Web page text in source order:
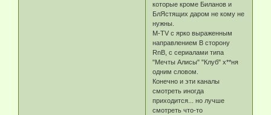
которые кроме Биланов и
БлЯстящих даром не кому не
нужны.
M-TV с ярко выраженным
направлением В сторону
RnB, с сериалами типа
"Мечты Алисы" "Клуб" х**ня
одним словом.
Конечно и эти каналы
смотреть иногда
приходится... но лучше
смотреть что-то